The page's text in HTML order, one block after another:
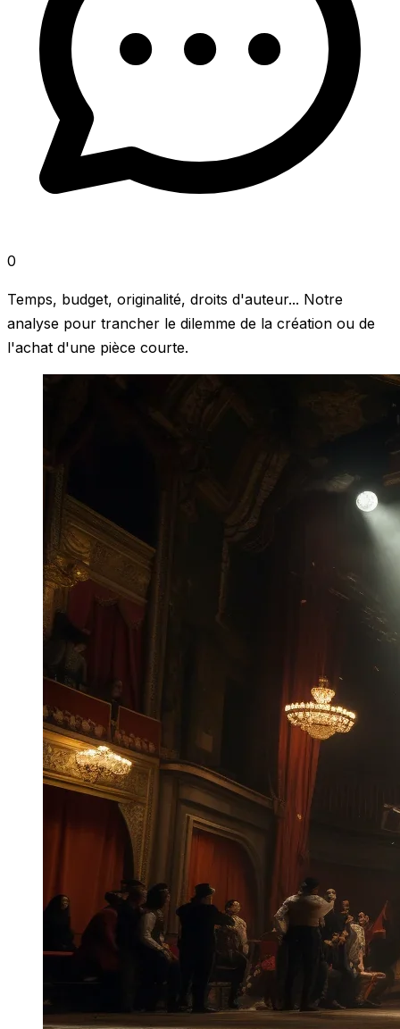
0
Temps, budget, originalité, droits d'auteur... Notre
analyse pour trancher le dilemme de la création ou de
l'achat d'une pièce courte.